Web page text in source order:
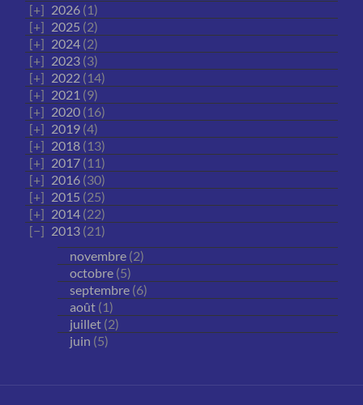
2026 (1)
2025 (2)
2024 (2)
2023 (3)
2022 (14)
2021 (9)
2020 (16)
2019 (4)
2018 (13)
2017 (11)
2016 (30)
2015 (25)
2014 (22)
2013 (21)
novembre (2)
octobre (5)
septembre (6)
août (1)
juillet (2)
juin (5)